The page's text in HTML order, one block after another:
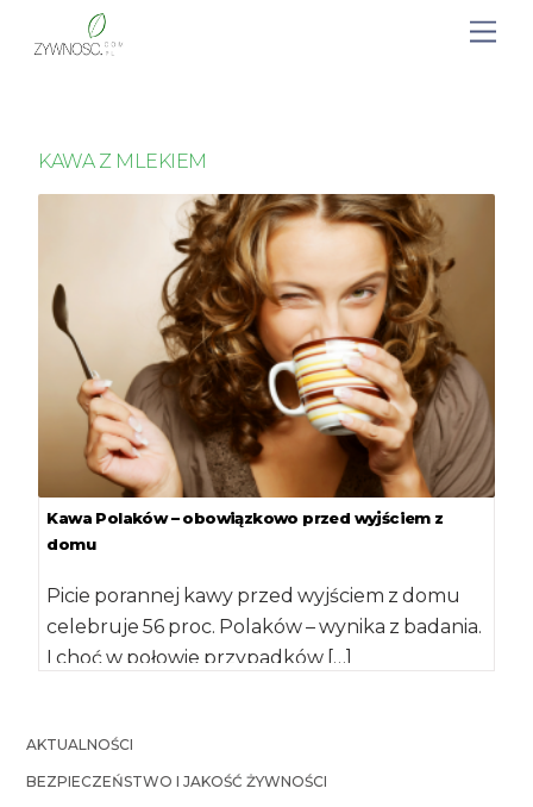
KAWA Z MLEKIEM
Kawa Polaków – obowiązkowo przed wyjściem z
domu
Picie porannej kawy przed wyjściem z domu
celebruje 56 proc. Polaków – wynika z badania.
I choć w połowie przypadków […]
AKTUALNOŚCI
BEZPIECZEŃSTWO I JAKOŚĆ ŻYWNOŚCI